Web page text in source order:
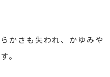
かさも失われ、かゆみや
。